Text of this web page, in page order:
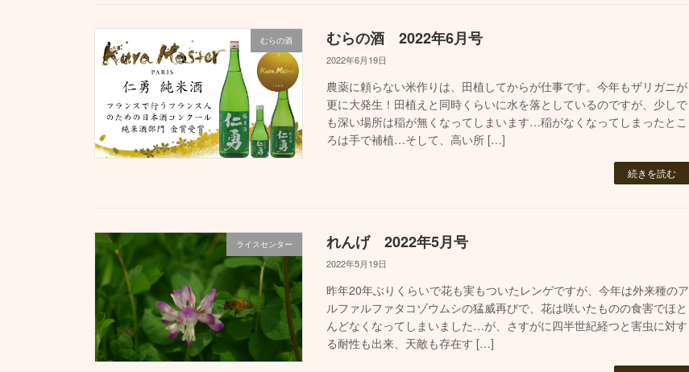
むらの酒 むらの酒 2022年6月号
2022年6月19日
農薬に頼らない米作りは、田植してからが仕事です。今年もザリガニが
更に大発生！田植えと同時くらいに水を落としているのですが、少しで
も深い場所は稲が無くなってしまいます…稲がなくなってしまったとこ
ろは手で補植…そして、高い所 […]
続きを読む
ライスセンター れんげ 2022年5月号
2022年5月19日
昨年20年ぶりくらいで花も実もついたレンゲですが、今年は外来種のア
ルファルファタコゾウムシの猛威再びで、花は咲いたものの食害でほと
んどなくなってしまいました…が、さすがに四半世紀経つと害虫に対す
る耐性も出来、天敵も存在す […]